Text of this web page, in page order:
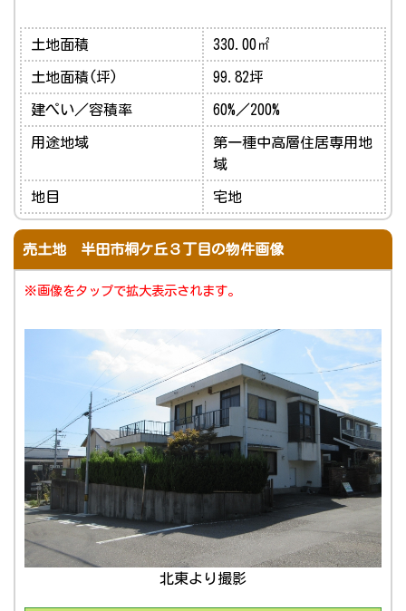
土地面積 330.00㎡
土地面積(坪) 99.82坪
建ぺい／容積率 60%／200%
用途地域
第一種中高層住居専用地
域
地目 宅地
売土地 半田市桐ケ丘３丁目の物件画像
※画像をタップで拡大表示されます。
北東より撮影